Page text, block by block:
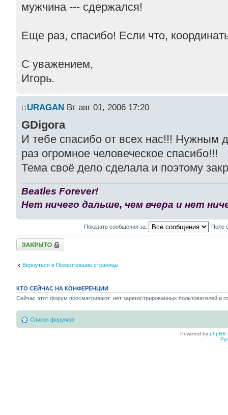
мужчина --- сдержался!
Еще раз, спасибо! Если что,
С уважением,
Игорь.
URAGAN Вт авг 01, 2006 17:20
GDigora
И тебе спасибо от всех нас!!! Нужным
раз огромное человеческое спасибо!!!
Тема своё дело сделала и поэтому
Beatles Forever!
Нет ничего дальше, чем вчера и нет
Показать сообщения за: Поле
Закрыто
Вернуться в Пожелтевшие страницы
КТО СЕЙЧАС НА КОНФЕРЕНЦИИ
Сейчас этот форум просматривают: нет зарегистрированных пользователей и
Список форумов
Powered by phpBB